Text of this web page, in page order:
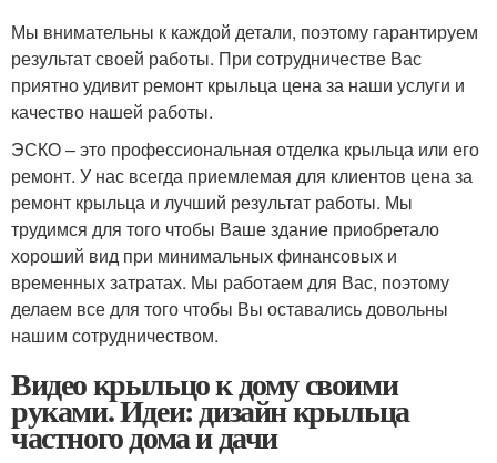
Мы внимательны к каждой детали, поэтому гарантируем
результат своей работы. При сотрудничестве Вас
приятно удивит ремонт крыльца цена за наши услуги и
качество нашей работы.
ЭСКО – это профессиональная отделка крыльца или его
ремонт. У нас всегда приемлемая для клиентов цена за
ремонт крыльца и лучший результат работы. Мы
трудимся для того чтобы Ваше здание приобретало
хороший вид при минимальных финансовых и
временных затратах. Мы работаем для Вас, поэтому
делаем все для того чтобы Вы оставались довольны
нашим сотрудничеством.
Видео крыльцо к дому своими
руками. Идеи: дизайн крыльца
частного дома и дачи